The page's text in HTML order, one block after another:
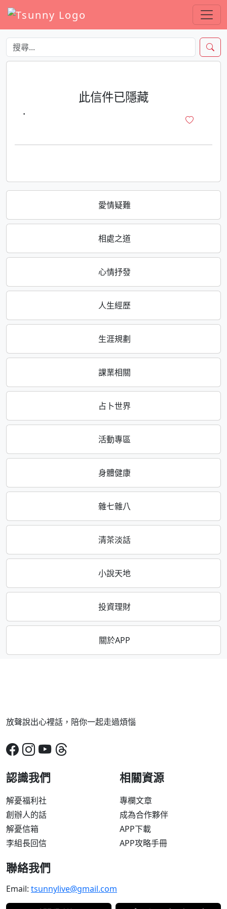
愛情疑難
相處之道
心情抒發
人生經歷
生涯規劃
課業相關
占卜世界
活動專區
身體健康
雜七雜八
清茶淡話
小說天地
投資理財
關於APP
此信件已隱藏
·
放聲說出心裡話，陪你一起走過煩惱
認識我們
解憂福利社
創辦人的話
解憂信箱
李組長回信
相關資源
專欄文章
成為合作夥伴
APP下載
APP攻略手冊
聯絡我們
Email: tsunnylive@gmail.com